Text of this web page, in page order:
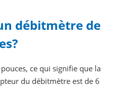
débitmètre de
ce qui signifie que la
du débitmètre est de 6